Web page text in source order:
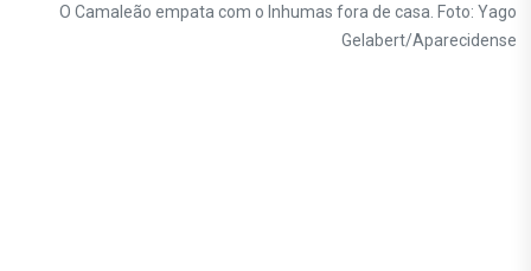
O Camaleão empata com o Inhumas fora de casa. Foto: Yago
Gelabert/Aparecidense